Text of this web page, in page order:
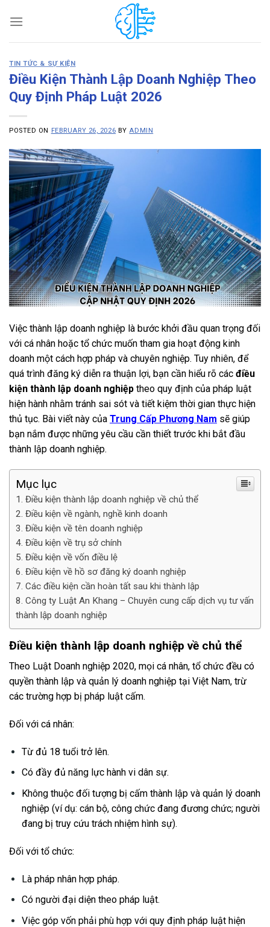
TIN TỨC & SỰ KIỆN
Điều Kiện Thành Lập Doanh Nghiệp Theo
Quy Định Pháp Luật 2026
POSTED ON FEBRUARY 26, 2026 BY ADMIN
Việc thành lập doanh nghiệp là bước khởi đầu quan trọng đối
với cá nhân hoặc tổ chức muốn tham gia hoạt động kinh
doanh một cách hợp pháp và chuyên nghiệp. Tuy nhiên, để
quá trình đăng ký diễn ra thuận lợi, bạn cần hiểu rõ các điều
kiện thành lập doanh nghiệp theo quy định của pháp luật
hiện hành nhằm tránh sai sót và tiết kiệm thời gian thực hiện
thủ tục. Bài viết này của Trung Cấp Phương Nam sẽ giúp
bạn nắm được những yêu cầu cần thiết trước khi bắt đầu
thành lập doanh nghiệp.
Mục lục
Điều kiện thành lập doanh nghiệp về chủ thể
Điều kiện về ngành, nghề kinh doanh
Điều kiện về tên doanh nghiệp
Điều kiện về trụ sở chính
Điều kiện về vốn điều lệ
Điều kiện về hồ sơ đăng ký doanh nghiệp
Các điều kiện cần hoàn tất sau khi thành lập
Công ty Luật An Khang – Chuyên cung cấp dịch vụ tư vấn
thành lập doanh nghiệp
Điều kiện thành lập doanh nghiệp về chủ thể
Theo Luật Doanh nghiệp 2020, mọi cá nhân, tổ chức đều có
quyền thành lập và quản lý doanh nghiệp tại Việt Nam, trừ
các trường hợp bị pháp luật cấm.
Đối với cá nhân:
Từ đủ 18 tuổi trở lên.
Có đầy đủ năng lực hành vi dân sự.
Không thuộc đối tượng bị cấm thành lập và quản lý doanh
nghiệp (ví dụ: cán bộ, công chức đang đương chức; người
đang bị truy cứu trách nhiệm hình sự).
Đối với tổ chức:
Là pháp nhân hợp pháp.
Có người đại diện theo pháp luật.
Việc góp vốn phải phù hợp với quy định pháp luật hiện